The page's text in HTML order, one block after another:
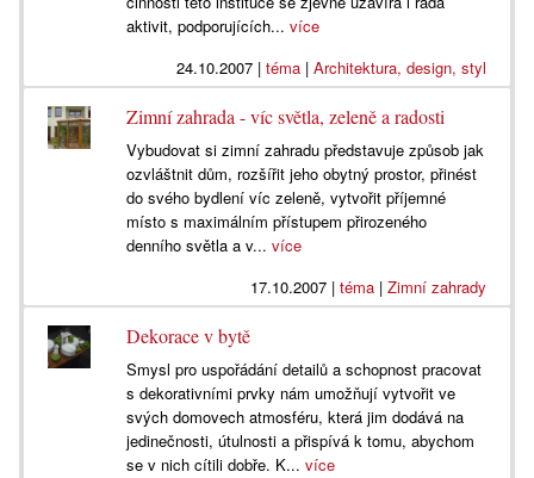
aktivit, podporujících...více
24.10.2007| téma| Architektura, design, styl
Zimní zahrada - víc světla, zeleně a radosti
Vybudovat si zimní zahradu představuje způsob jak
ozvláštnit dům, rozšířit jeho obytný prostor, přinést
do svého bydlení víc zeleně, vytvořit příjemné
místo s maximálním přístupem přirozeného
denního světla a v...více
17.10.2007| téma| Zimní zahrady
Dekorace v bytě
Smysl pro uspořádání detailů a schopnost pracovat
s dekorativními prvky nám umožňují vytvořit ve
svých domovech atmosféru, která jim dodává na
jedinečnosti, útulnosti a přispívá k tomu, abychom
se v nich cítili dobře. K...více